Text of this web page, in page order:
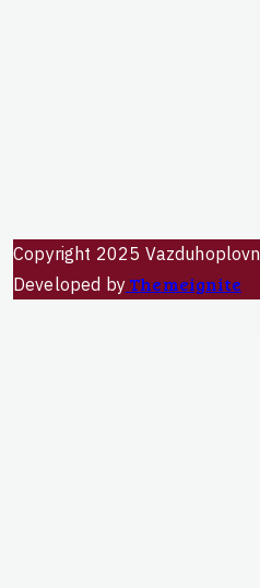
Copyrig ht 2025 Vazdu hoplovn
Developed byThemeignite